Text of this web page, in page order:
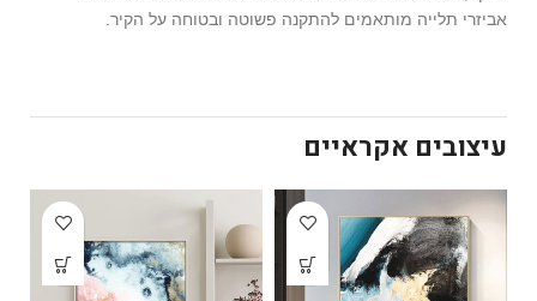
אביזרי תלייה מותאמים להתקנה פשוטה ובטוחה על הקיר.
עיצובים אקראיים